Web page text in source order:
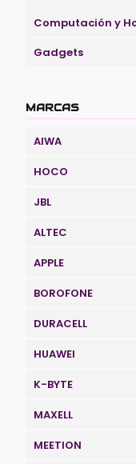
Computación y
Gadgets
MARCAS
AIWA
HOCO
JBL
ALTEC
APPLE
BOROFONE
DURACELL
HUAWEI
K-BYTE
MAXELL
MEETION